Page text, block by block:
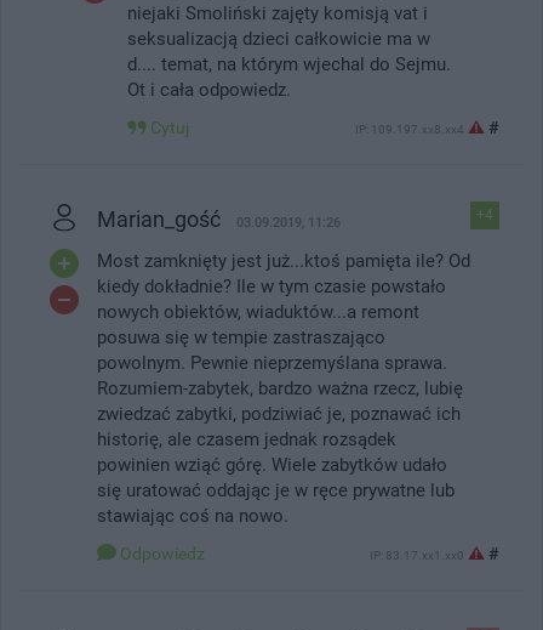
niejaki Smoliński zajęty komisją vat i
seksualizacją dzieci całkowicie ma w
d.... temat, na którym wjechal do Sejmu.
Ot i cała odpowiedz.
Cytuj IP: 109.197.xx8.xx4 #
+4
Marian_gość 03.09.2019, 11:26
Most zamknięty jest już...ktoś pamięta ile? Od
kiedy dokładnie? Ile w tym czasie powstało
nowych obiektów, wiaduktów...a remont
posuwa się w tempie zastraszająco
powolnym. Pewnie nieprzemyślana sprawa.
Rozumiem-zabytek, bardzo ważna rzecz, lubię
zwiedzać zabytki, podziwiać je, poznawać ich
historię, ale czasem jednak rozsądek
powinien wziąć górę. Wiele zabytków udało
się uratować oddając je w ręce prywatne lub
stawiając coś na nowo.
Odpowiedz IP: 83.17.xx1.xx0 #